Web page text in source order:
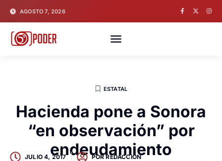
AGOSTO 7, 2026
ESTATAL
Hacienda pone a Sonora
“en observación” por
endeudamiento
JULIO 4, 2017 PORREDACCION